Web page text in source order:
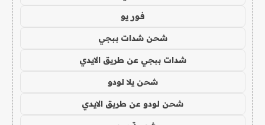
فور يو
شحن شدات ببجي
شدات ببجي عن طريق الايدي
شحن يلا لودو
شحن لودو عن طريق الايدي